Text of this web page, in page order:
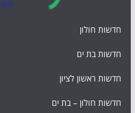
חדשות חולון
חדשות בת ים
חדשות ראשון לציון
חדשות חולון – בת ים